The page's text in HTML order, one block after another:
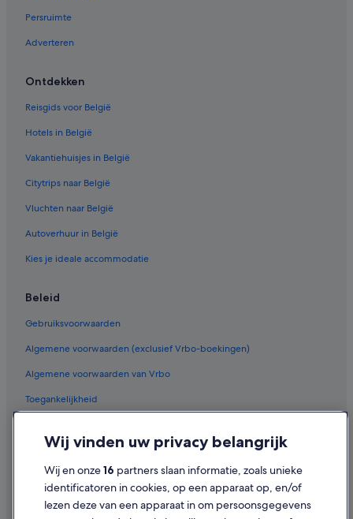
Persruimte
Adverteren
Ontdekken
Reisgids voor België
Hotels in België
Vakantiehuisjes in België
Citytrips naar België
Vluchten naar België
Autoverhuur in België
Kies je ideale accommodatie
Beleid
Gebruiksvoorwaarden
Algemene voorwaarden (exclusief Vrbo-boekingen)
Algemene voorwaarden van Vrbo
Toegankelijkheid
Cookies
Juridische informatie/Contact
Inhoudsrichtlijnen en inhoud rapporteren
Wij vinden uw privacy belangrijk
Wij en onze16 partners slaan informatie, zoals unieke
identificatoren in cookies, op een apparaat op, en/of
lezen deze van een apparaat in om persoonsgegevens